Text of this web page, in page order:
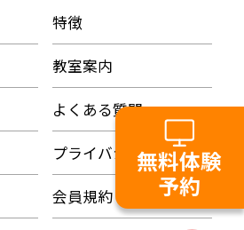
無料体験
予約
特徴
教室案内
よくある質問
プライバシーポリシー
会員規約